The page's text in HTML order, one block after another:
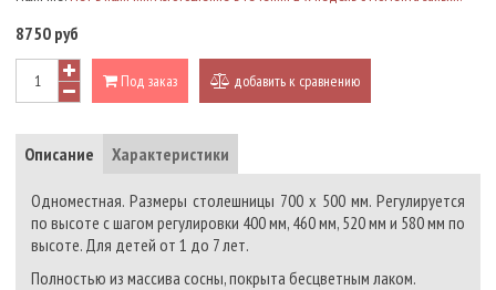
8750 руб
Под заказ добавить к сравнению
Описание Характеристики
Одноместная. Размеры столешницы 700 х 500 мм. Регулируется
по высоте с шагом регулировки 400 мм, 460 мм, 520 мм и 580 мм по
высоте. Для детей от 1 до 7 лет.
Полностью из массива сосны, покрыта бесцветным лаком.